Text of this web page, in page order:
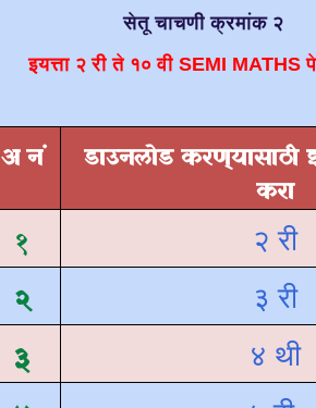
सेतू चाचणी क्रमांक २
इयत्ता २ री ते १० वी SEMI MATHS
अ नं
डाउनलोड
करा
१ २ री
२ ३ री
३ ४ थी